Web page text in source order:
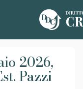
2026,
Pazzi